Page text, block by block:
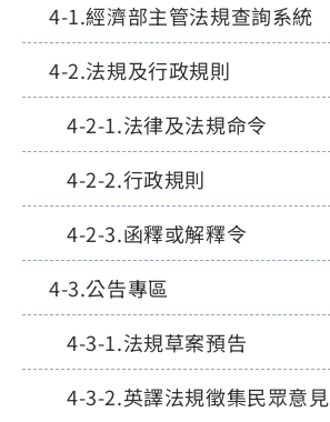
經濟部主管法規查詢系統
法規及行政規則
法律及法規命令
行政規則
函釋或解釋令
公告專區
法規草案預告
英譯法規徵集民眾意見